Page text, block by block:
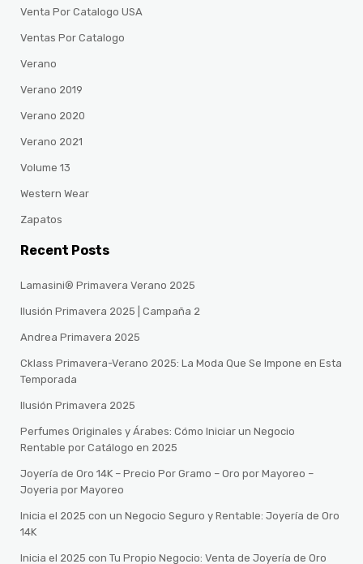
Venta Por Catalogo USA
Ventas Por Catalogo
Verano
Verano 2019
Verano 2020
Verano 2021
Volume 13
Western Wear
Zapatos
Recent Posts
Lamasini® Primavera Verano 2025
Ilusión Primavera 2025 | Campaña 2
Andrea Primavera 2025
Cklass Primavera-Verano 2025: La Moda Que Se Impone en Esta
Temporada
Ilusión Primavera 2025
Perfumes Originales y Árabes: Cómo Iniciar un Negocio
Rentable por Catálogo en 2025
Joyería de Oro 14K – Precio Por Gramo – Oro por Mayoreo –
Joyeria por Mayoreo
Inicia el 2025 con un Negocio Seguro y Rentable: Joyería de Oro
14K
Inicia el 2025 con Tu Propio Negocio: Venta de Joyería de Oro